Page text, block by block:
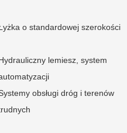
o standardowej szerokości
lemiesz, system
obsługi dróg i terenów